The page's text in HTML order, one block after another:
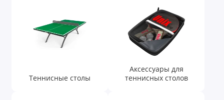
Игровые столы
Баскетбол
Теннисные столы
Аксессуары для
теннисных столов